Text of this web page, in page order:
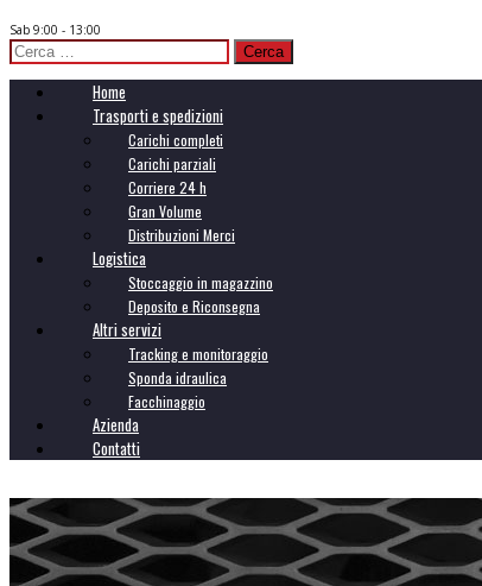
Sab 9:00 - 13:00
Ricerca
per:
Home
Trasporti e spedizioni
Carichi completi
Carichi parziali
Corriere 24 h
Gran Volume
Distribuzioni Merci
Logistica
Stoccaggio in magazzino
Deposito e Riconsegna
Altri servizi
Tracking e monitoraggio
Sponda idraulica
Facchinaggio
Azienda
Contatti